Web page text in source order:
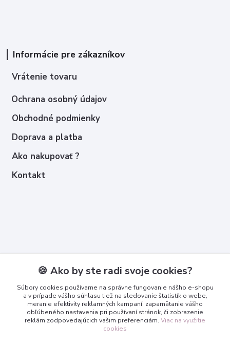
Informácie pre zákazníkov
Vrátenie tovaru
Ochrana osobný údajov
Obchodné podmienky
Doprava a platba
Ako nakupovať ?
Kontakt
+421 950 365 567
info@3dcko.sk
🍪 Ako by ste radi svoje cookies?
Súbory cookies používame na správne fungovanie nášho e-shopu
a v prípade vášho súhlasu tiež na sledovanie štatistík o webe,
meranie efektivity reklamných kampaní, zapamätanie vášho
obľúbeného nastavenia pri používaní stránok, či zobrazenie
reklám zodpovedajúcich vašim preferenciám. Viac na využitie
cookies